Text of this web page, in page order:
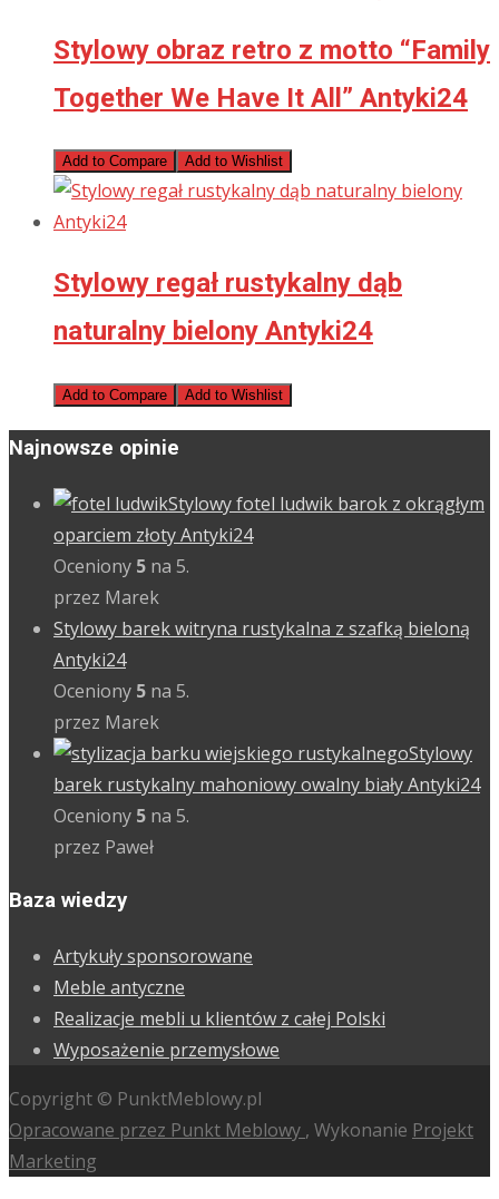
Stylowy obraz retro z motto “Family
Together We Have It All” Antyki24
Add to Compare Add to Wishlist
Stylowy regał rustykalny dąb
naturalny bielony Antyki24
Add to Compare Add to Wishlist
Najnowsze opinie
Stylowy fotel ludwik barok z okrągłym
oparciem złoty Antyki24
Oceniony 5 na 5.
przez Marek
Stylowy barek witryna rustykalna z szafką bieloną
Antyki24
Oceniony 5 na 5.
przez Marek
Stylowy
barek rustykalny mahoniowy owalny biały Antyki24
Oceniony 5 na 5.
przez Paweł
Baza wiedzy
Artykuły sponsorowane
Meble antyczne
Realizacje mebli u klientów z całej Polski
Wyposażenie przemysłowe
Copyright © PunktMeblowy.pl
Opracowane przez Punkt Meblowy , Wykonanie Projekt
Marketing